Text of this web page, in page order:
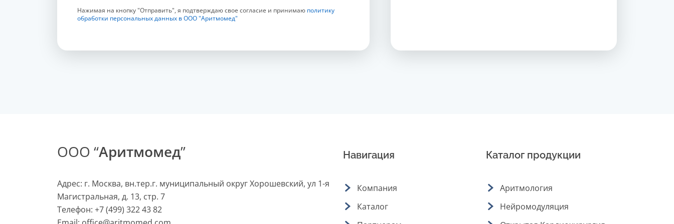
Нажимая на кнопку "Отправить", я подтверждаю свое согласие и принимаю политику
обработки персональных данных в ООО "Аритмомед"
ООО “Аритмомед”
Адрес: г. Москва, вн.тер.г. муниципальный округ Хорошевский, ул 1-я
Магистральная, д. 13, стр. 7
Телефон: +7 (499) 322 43 82
Навигация
Компания
Каталог
Каталог продукции
Аритмология
Нейромодуляция